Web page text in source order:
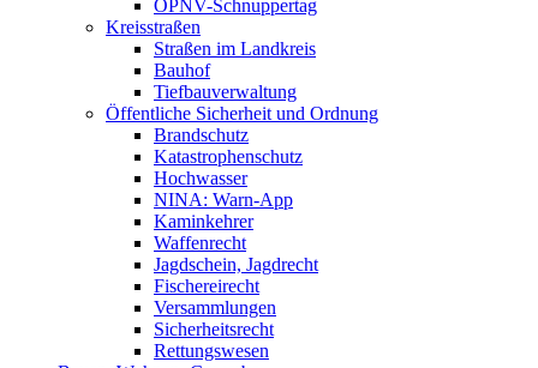
ÖPNV-Schnuppertag
Kreisstraßen
Straßen im Landkreis
Bauhof
Tiefbauverwaltung
Öffentliche Sicherheit und Ordnung
Brandschutz
Katastrophenschutz
Hochwasser
NINA: Warn-App
Kaminkehrer
Waffenrecht
Jagdschein, Jagdrecht
Fischereirecht
Versammlungen
Sicherheitsrecht
Rettungswesen